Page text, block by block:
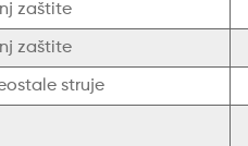
zaštite
zaštite
struje